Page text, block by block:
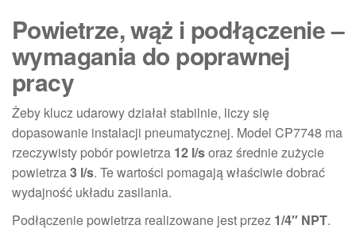
Powietrze, wąż i podłączenie –
wymagania do poprawnej
pracy
Żeby klucz udarowy działał stabilnie, liczy się
dopasowanie instalacji pneumatycznej. Model CP7748 ma
rzeczywisty pobór powietrza 12 l/soraz średnie zużycie
powietrza3 l/s. Te wartości pomagają właściwie dobrać
wydajność układu zasilania.
Podłączenie powietrza realizowane jest przez 1/4″ NPT.